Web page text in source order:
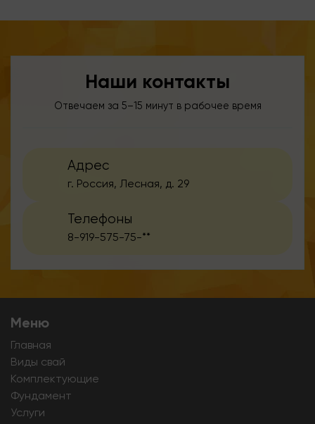
Наши контакты
Отвечаем за 5–15 минут в рабочее время
Адрес
г. Россия, Лесная, д. 29
Телефоны
8-919-575-75-**
Меню
Главная
Виды свай
Комплектующие
Фундамент
Услуги